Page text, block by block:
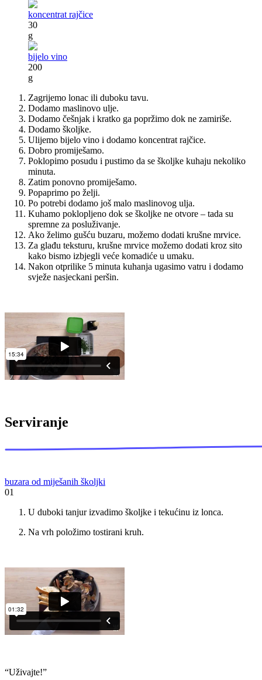
koncentrat rajčice
30
g
bijelo vino
200
g
Zagrijemo lonac ili duboku tavu.
Dodamo maslinovo ulje.
Dodamo češnjak i kratko ga popržimo dok ne zamiriše.
Dodamo školjke.
Ulijemo bijelo vino i dodamo koncentrat rajčice.
Dobro promiješamo.
Poklopimo posudu i pustimo da se školjke kuhaju nekoliko
minuta.
Zatim ponovno promiješamo.
Popaprimo po želji.
Po potrebi dodamo još malo maslinovog ulja.
Kuhamo poklopljeno dok se školjke ne otvore – tada su
spremne za posluživanje.
Ako želimo gušću buzaru, možemo dodati krušne mrvice.
Za glađu teksturu, krušne mrvice možemo dodati kroz sito
kako bismo izbjegli veće komadiće u umaku.
Nakon otprilike 5 minuta kuhanja ugasimo vatru i dodamo
svježe nasjeckani peršin.
Serviranje
buzara od miješanih školjki
01
U duboki tanjur izvadimo školjke i tekućinu iz lonca.
Na vrh položimo tostirani kruh.
“Uživajte!”